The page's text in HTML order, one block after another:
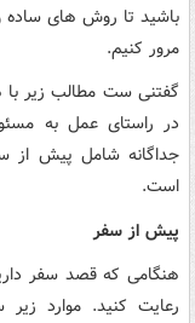
باشید تا روش های
مرور کنیم.
گفتنی ست مطالب زیر
جداگانه شامل پیش از
است.
پیش از سفر
هنگامی که قصد سفر
رعایت کنید. موارد